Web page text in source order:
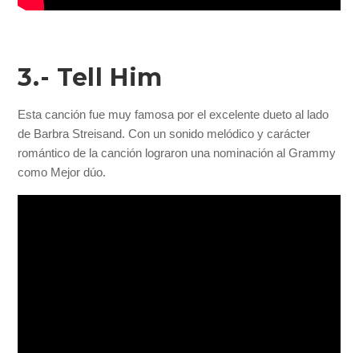
3.- Tell Him
Esta canción fue muy famosa por el excelente dueto al lado
de Barbra Streisand. Con un sonido melódico y carácter
romántico de la canción lograron una nominación al Grammy
como Mejor dúo.